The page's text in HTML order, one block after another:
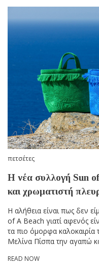
πετσέτες
Η νέα συλλογή Sun of
και χρωματιστή
Η αλήθεια είναι πως δεν
of A Beach γιατί αφενός
τα πιο όμορφα καλοκαιρία
Μελίνα Πίσπα την αγαπώ
READ NOW